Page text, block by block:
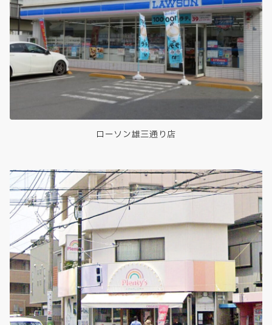
ローソン雄三通り店